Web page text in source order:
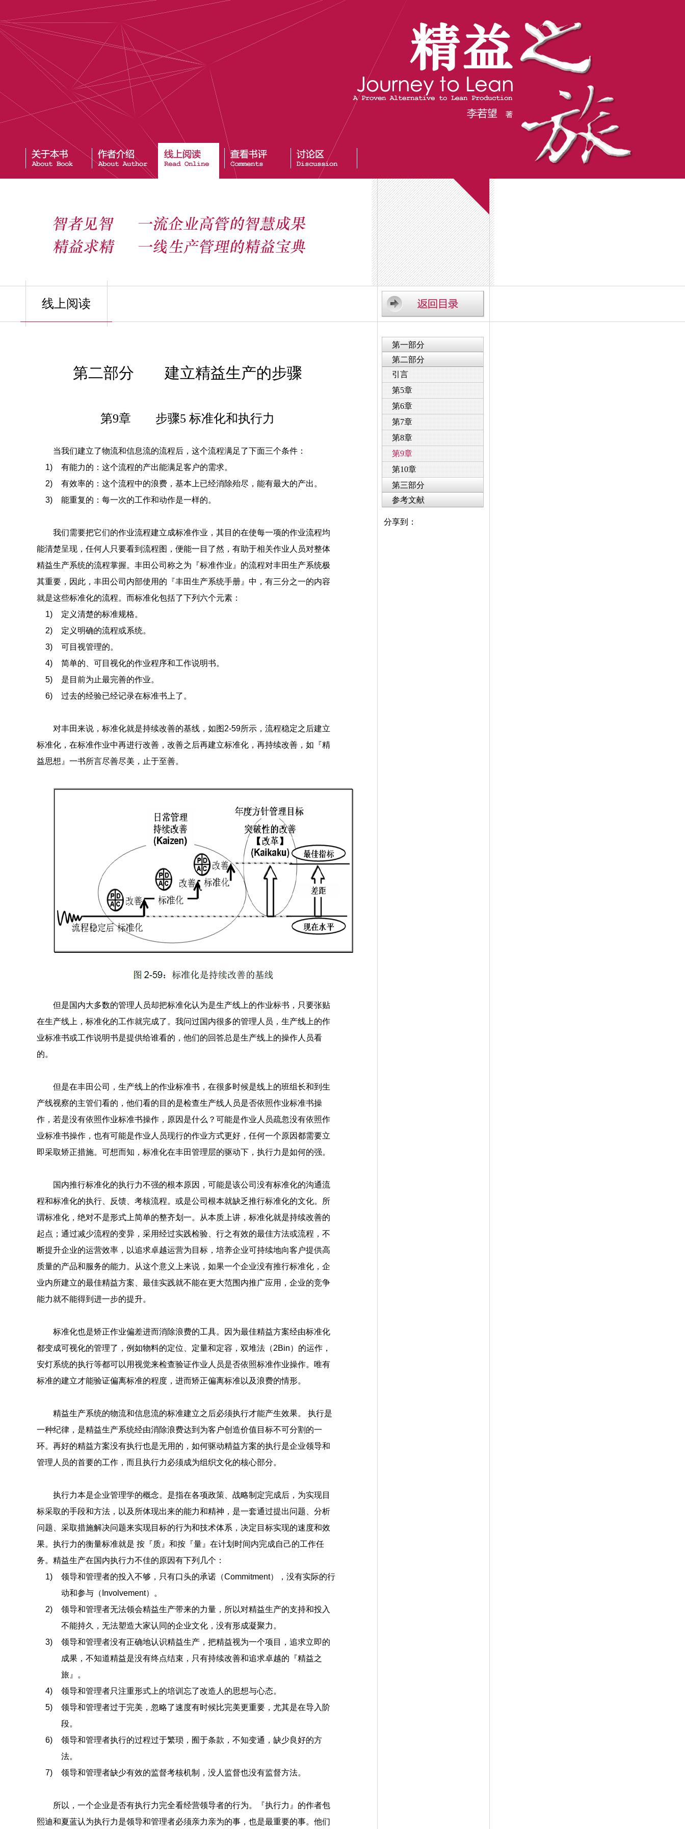
线上阅读
第二部分 建立精益生产的步骤
第9章 步骤5 标准化和执行力
当我们建立了物流和信息流的流程后，这个流程满足了下面三个条件：
1)
有能力的：这个流程的产出能满足客户的需求。
2)
有效率的：这个流程中的浪费，基本上已经消除殆尽，能有最大的产出。
3)
能重复的：每一次的工作和动作是一样的。
我们需要把它们的作业流程建立成标准作业，其目的在使每一项的作业流程均
能清楚呈现，任何人只要看到流程图，便能一目了然，有助于相关作业人员对整体
精益生产系统的流程掌握。丰田公司称之为『标准作业』的流程对丰田生产系统极
其重要，因此，丰田公司内部使用的『丰田生产系统手册』中，有三分之一的内容
就是这些标准化的流程。而标准化包括了下列六个元素：
1)
定义清楚的标准规格。
2)
定义明确的流程或系统。
3)
可目视管理的。
4)
简单的、可目视化的作业程序和工作说明书。
5)
是目前为止最完善的作业。
6)
过去的经验已经记录在标准书上了。
对丰田来说，标准化就是持续改善的基线，如图2-59所示，流程稳定之后建立
标准化，在标准作业中再进行改善，改善之后再建立标准化，再持续改善，如『精
益思想』一书所言尽善尽美，止于至善。
但是国内大多数的管理人员却把标准化认为是生产线上的作业标书，只要张贴
在生产线上，标准化的工作就完成了。我问过国内很多的管理人员，生产线上的作
业标准书或工作说明书是提供给谁看的，他们的回答总是生产线上的操作人员看
的。
但是在丰田公司，生产线上的作业标准书，在很多时候是线上的班组长和到生
产线视察的主管们看的，他们看的目的是检查生产线人员是否依照作业标准书操
作，若是没有依照作业标准书操作，原因是什么？可能是作业人员疏忽没有依照作
业标准书操作，也有可能是作业人员现行的作业方式更好，任何一个原因都需要立
即采取矫正措施。可想而知，标准化在丰田管理层的驱动下，执行力是如何的强。
国内推行标准化的执行力不强的根本原因，可能是该公司没有标准化的沟通流
程和标准化的执行、反馈、考核流程。或是公司根本就缺乏推行标准化的文化。所
谓标准化，绝对不是形式上简单的整齐划一。从本质上讲，标准化就是持续改善的
起点；通过减少流程的变异，采用经过实践检验、行之有效的最佳方法或流程，不
断提升企业的运营效率，以追求卓越运营为目标，培养企业可持续地向客户提供高
质量的产品和服务的能力。从这个意义上来说，如果一个企业没有推行标准化，企
业内所建立的最佳精益方案、最佳实践就不能在更大范围内推广应用，企业的竞争
能力就不能得到进一步的提升。
标准化也是矫正作业偏差进而消除浪费的工具。因为最佳精益方案经由标准化
都变成可视化的管理了，例如物料的定位、定量和定容，双堆法（2Bin）的运作，
安灯系统的执行等都可以用视觉来检查验证作业人员是否依照标准作业操作。唯有
标准的建立才能验证偏离标准的程度，进而矫正偏离标准以及浪费的情形。
精益生产系统的物流和信息流的标准建立之后必须执行才能产生效果。 执行是
一种纪律，是精益生产系统经由消除浪费达到为客户创造价值目标不可分割的一
环。再好的精益方案没有执行也是无用的，如何驱动精益方案的执行是企业领导和
管理人员的首要的工作，而且执行力必须成为组织文化的核心部分。
执行力本是企业管理学的概念。是指在各项政策、战略制定完成后，为实现目
标采取的手段和方法，以及所体现出来的能力和精神，是一套通过提出问题、分析
问题、采取措施解决问题来实现目标的行为和技术体系，决定目标实现的速度和效
果。执行力的衡量标准就是 按『质』和按『量』在计划时间内完成自己的工作任
务。精益生产在国内执行力不佳的原因有下列几个：
1)
领导和管理者的投入不够，只有口头的承诺（Commitment），没有实际的行
动和参与（Involvement）。
2)
领导和管理者无法领会精益生产带来的力量，所以对精益生产的支持和投入
不能持久，无法塑造大家认同的企业文化，没有形成凝聚力。
3)
领导和管理者没有正确地认识精益生产，把精益视为一个项目，追求立即的
成果，不知道精益是没有终点结束，只有持续改善和追求卓越的『精益之
旅』。
4)
领导和管理者只注重形式上的培训忘了改造人的思想与心态。
5)
领导和管理者过于完美，忽略了速度有时候比完美更重要，尤其是在导入阶
段。
6)
领导和管理者执行的过程过于繁琐，囿于条款，不知变通，缺少良好的方
法。
7)
领导和管理者缺少有效的监督考核机制，没人监督也没有监督方法。
所以，一个企业是否有执行力完全看经营领导者的行为。『执行力』的作者包
熙迪和夏蓝认为执行力是领导和管理者必须亲力亲为的事，也是最重要的事。他们
第一部分
第二部分
引言
第5章
第6章
第7章
第8章
第9章
第10章
第三部分
参考文献
分享到：